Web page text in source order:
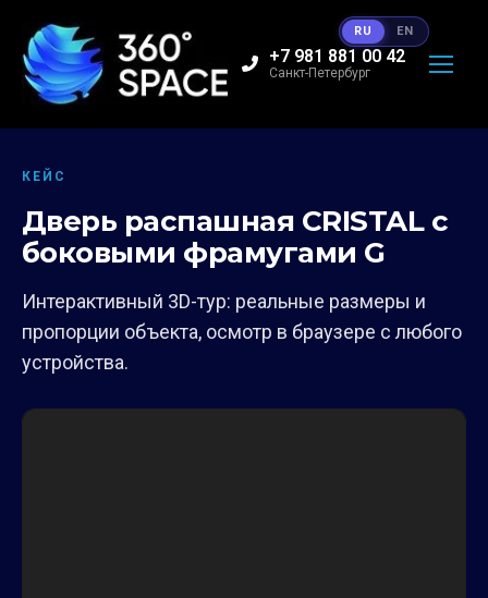
+7 981 881 00 42
Санкт-Петербург
КЕЙС
Дверь распашная CRISTAL с
боковыми фрамугами G
Интерактивный 3D-тур: реальные размеры и
пропорции объекта, осмотр в браузере с любого
устройства.
RU EN